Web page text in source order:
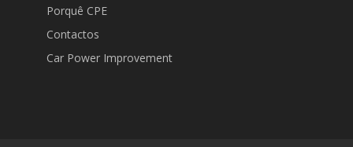
Porquê CPE
Contactos
Car Power Improvement